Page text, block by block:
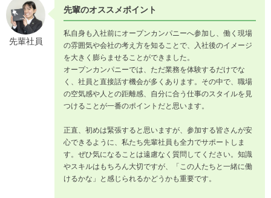
先輩社員
先輩のオススメポイント
私自身も入社前にオープンカンパニーへ参加し、働く現場
の雰囲気や会社の考え方を知ることで、入社後のイメージ
を大きく膨らませることができました。
オープンカンパニーでは、ただ業務を体験するだけでな
く、社員と直接話す機会が多くあります。その中で、職場
の空気感や人との距離感、自分に合う仕事のスタイルを見
つけることが一番のポイントだと思います。
正直、初めは緊張すると思いますが、参加する皆さんが安
心できるように、私たち先輩社員も全力でサポートしま
す。ぜひ気になることは遠慮なく質問してください。知識
やスキルはもちろん大切ですが、「この人たちと一緒に働
けるかな」と感じられるかどうかも重要です。